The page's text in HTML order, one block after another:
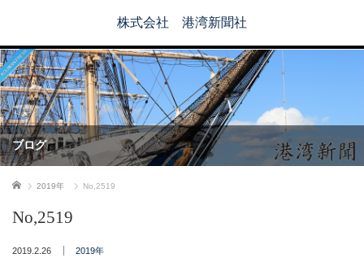
株式会社 港湾新聞社
ブログ
ホーム 2019年 No,2519
No,2519
2019.2.26 2019年